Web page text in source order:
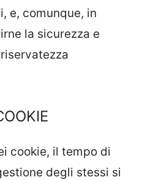
e, comunque, in
la sicurezza e
cookie, il tempo di
degli stessi si